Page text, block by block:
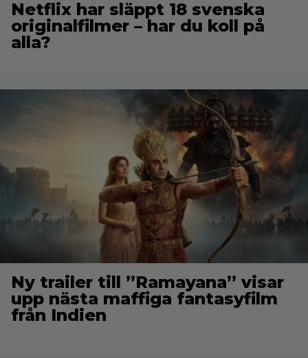
Netflix har släppt 18 svenska
originalfilmer – har du koll på
alla?
Ny trailer till ”Ramayana” visar
upp nästa maffiga fantasyfilm
från Indien